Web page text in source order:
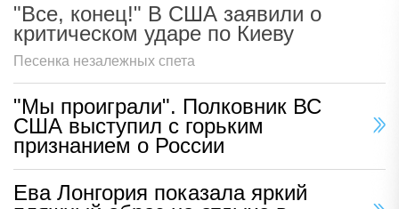
"Все, конец!" В США заявили о
критическом ударе по Киеву
Песенка незалежных спета
"Мы проиграли". Полковник ВС
США выступил с горьким
признанием о России
Ева Лонгория показала яркий